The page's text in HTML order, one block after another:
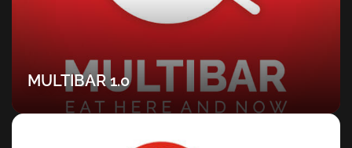
MULTIBAR 1.0